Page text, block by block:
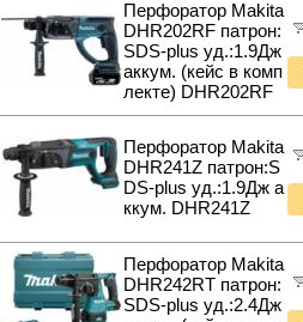
Перфоратор Makita
DHR202RF патрон:
SDS-plus уд.:1.9Дж
аккум. (кейс в комп
лекте) DHR202RF
Перфоратор Makita
DHR241Z патрон:S
DS-plus уд.:1.9Дж а
ккум. DHR241Z
Перфоратор Makita
DHR242RT патрон:
SDS-plus уд.:2.4Дж